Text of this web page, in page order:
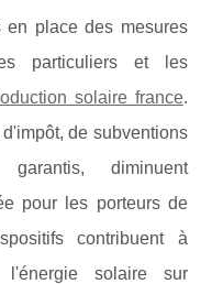
en place des mesures
particuliers et les
solaire france.
de subventions
diminuent
pour les porteurs de
contribuent à
solaire sur